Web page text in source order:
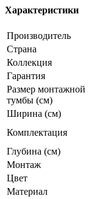
Характеристики
Производитель
Страна
Коллекция
Гарантия
Размер монтажной
тумбы (см)
Ширина (см)
Комплектация
Глубина (см)
Монтаж
Цвет
Материал